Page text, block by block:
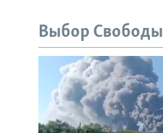
Выбор Свободы